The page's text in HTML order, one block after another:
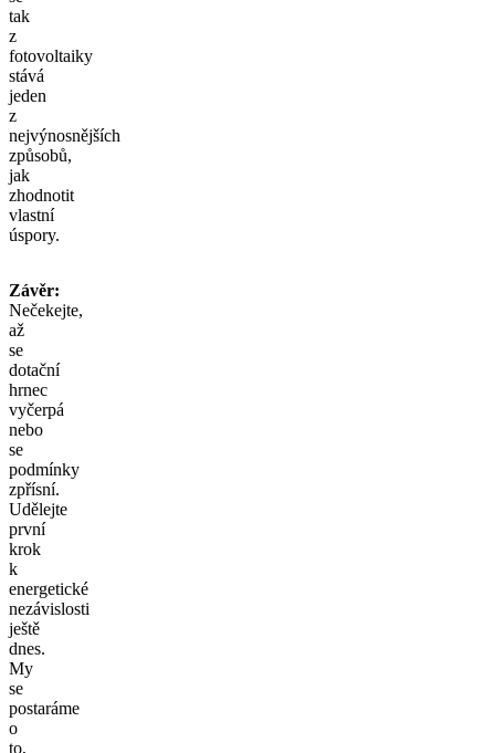
tak
z
fotovoltaiky
stává
jeden
z
nejvýnosnějších
způsobů,
jak
zhodnotit
vlastní
úspory.
Závěr:
Nečekejte,
až
se
dotační
hrnec
vyčerpá
nebo
se
podmínky
zpřísní.
Udělejte
první
krok
k
energetické
nezávislosti
ještě
dnes.
My
se
postaráme
o
to,